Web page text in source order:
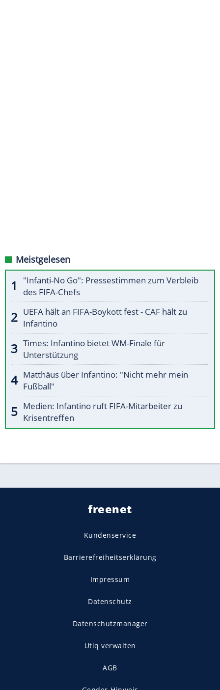
Meistgelesen
"Infanti-No Go": Pressestimmen zum Verbleib
des FIFA-Chefs
UEFA hält an FIFA-Boykott fest - CAF hält zu
Infantino
Times: Infantino bietet WM-Finale für
Unterstützung
Matthäus über Infantino: "Nicht mehr mein
Fußball"
Medien: Infantino ruft FIFA-Mitarbeiter zu
Krisentreffen
freenet
Kundenservice
Barrierefreiheitserklärung
Impressum
Datenschutz
Datenschutzmanager
Utiq verwalten
AGB